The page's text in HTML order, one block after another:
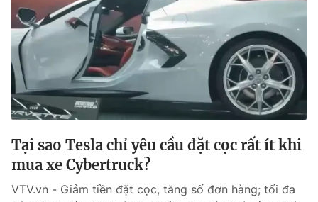
Tại sao Tesla chỉ yêu cầu đặt cọc rất ít khi
mua xe Cybertruck?
VTV.vn - Giảm tiền đặt cọc, tăng số đơn hàng; tối đa